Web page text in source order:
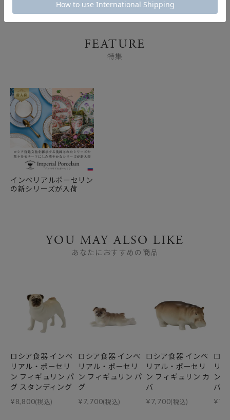
FEATURE
特集
インペリアルポーセリン
の新シリーズが入荷
YOU MAY ALSO LIKE
あなたにおすすめの商品
ロシア食器 インペ
リアル・ポーセリ
ン フィギュリン パ
グ スタンディング
¥8,800(税込)
ロシア食器 インペ
リアル・ポーセリ
ン フィギュリン パ
グ
¥7,700(税込)
ロシア食器 インペ
リアル・ポーセリ
ン フィギュリン カ
バ
¥7,700(税込)
ロ
リ
ン
バ
¥